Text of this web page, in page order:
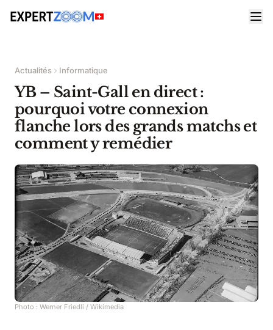
Actualités Informatique
YB – Saint-Gall en direct :
pourquoi votre connexion
flanche lors des grands matchs et
comment y remédier
Photo : Werner Friedli / Wikimedia